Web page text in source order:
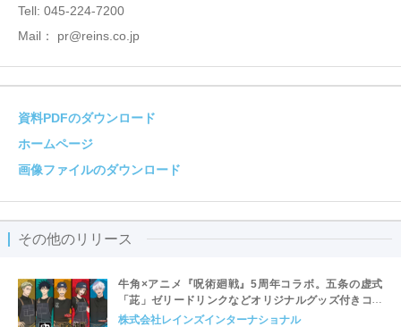
Tell: 045-224-7200
Mail： pr@reins.co.jp
資料PDFのダウンロード
ホームページ
画像ファイルのダウンロード
その他のリリース
牛角×アニメ『呪術廻戦』5周年コラボ。五条の虚式
「茈」ゼリードリンクなどオリジナルグッズ付きコラ
ボメニューを期間限定で販売！
株式会社レインズインターナショナル